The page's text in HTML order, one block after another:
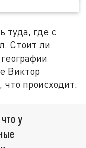
туда, где с
Стоит ли
Виктор
что происходит:
у